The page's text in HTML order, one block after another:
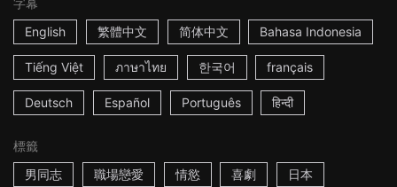
字幕
English
繁體中文 简体中文 Bahasa Indonesia
Tiếng Việt ภาษาไทย 한국어 français
Deutsch Español Português हिन्दी
標籤
男同志
職場戀愛 情慾 喜劇 日本